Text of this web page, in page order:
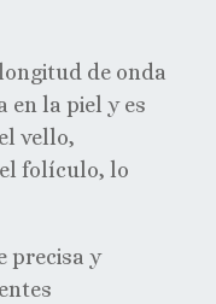
de onda
en la piel y es
vello,
folículo, lo
precisa y